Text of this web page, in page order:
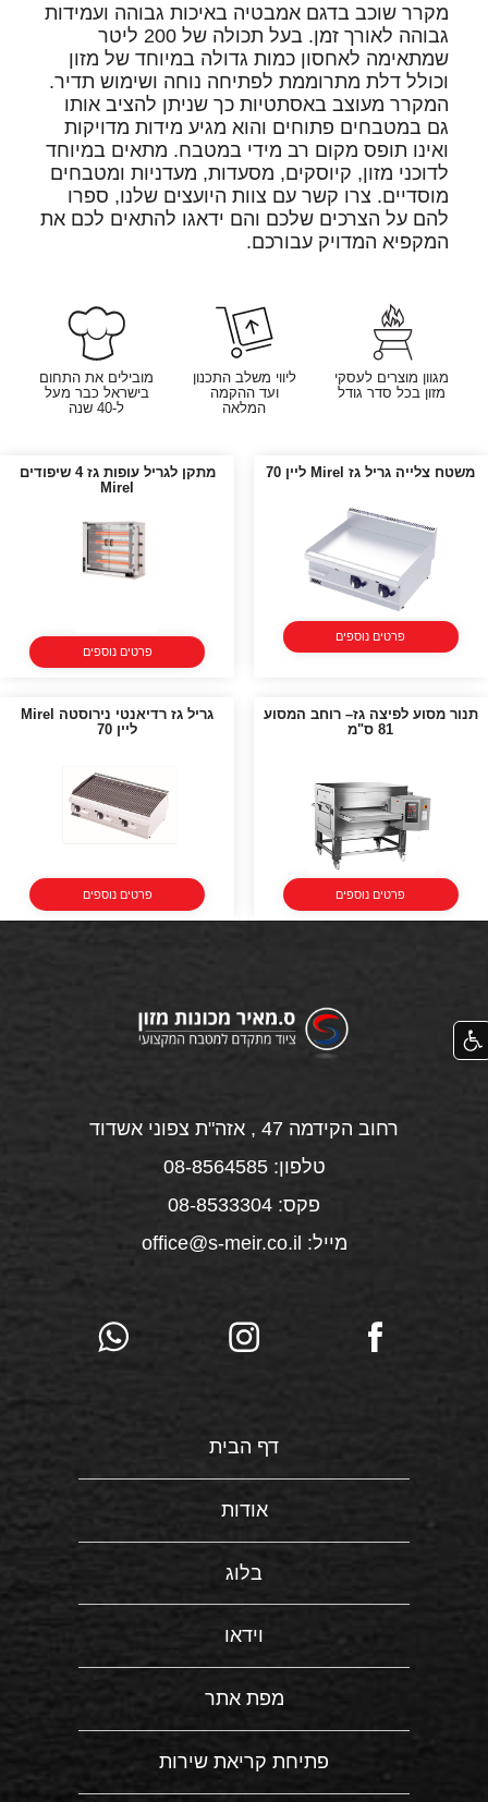
מקרר שוכב בדגם אמבטיה באיכות גבוהה ועמידות
גבוהה לאורך זמן. בעל תכולה של 200 ליטר
שמתאימה לאחסון כמות גדולה במיוחד של מזון
וכולל דלת מתרוממת לפתיחה נוחה ושימוש תדיר.
המקרר מעוצב באסתטיות כך שניתן להציב אותו
גם במטבחים פתוחים והוא מגיע מידות מדויקות
ואינו תופס מקום רב מידי במטבח. מתאים במיוחד
לדוכני מזון, קיוסקים, מסעדות, מעדניות ומטבחים
מוסדיים. צרו קשר עם צוות היועצים שלנו, ספרו
להם על הצרכים שלכם והם ידאגו להתאים לכם את
המקפיא המדויק עבורכם.
מגוון מוצרים לעסקי
מזון בכל סדר גודל
ליווי משלב התכנון
ועד ההקמה
המלאה
מובילים את התחום
בישראל כבר מעל
ל-40 שנה
משטח צלייה גריל גז Mirel ליין 70
פרטים נוספים
מתקן לגריל עופות גז 4 שיפודים
Mirel
פרטים נוספים
תנור מסוע לפיצה גז– רוחב המסוע
81 ס"מ
פרטים נוספים
גריל גז רדיאנטי נירוסטה Mirel
ליין 70
פרטים נוספים
רחוב הקידמה 47 , אזה"ת צפוני אשדוד
טלפון: 08-8564585
פקס: 08-8533304
מייל: office@s-meir.co.il
דף הבית
אודות
בלוג
וידאו
מפת אתר
פתיחת קריאת שירות